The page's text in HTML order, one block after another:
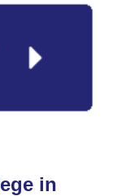
in